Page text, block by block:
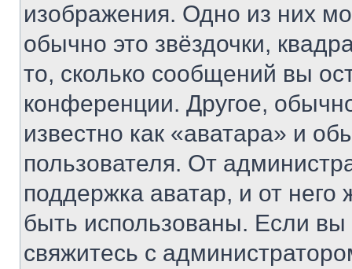
изображения. Одно из них
обычно это звёздочки,
то, сколько сообщений вы
конференции. Другое,
известно как «аватара» и
пользователя. От
поддержка аватар, и от него
быть использованы. Если
свяжитесь с